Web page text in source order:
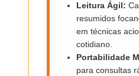
Leitura Ágil:
resumidos
em técnicas
cotidiano.
Portabilidade
para consultas